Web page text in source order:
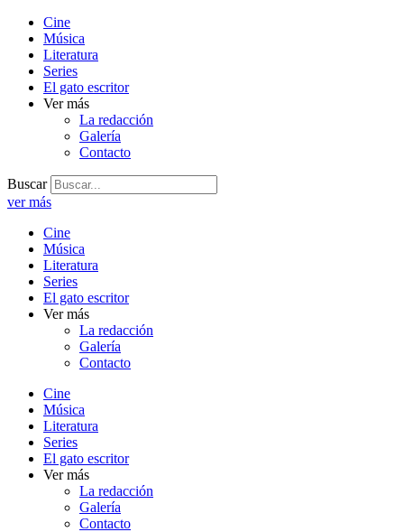
Cine
Música
Literatura
Series
El gato escritor
Ver más
La redacción
Galería
Contacto
Buscar
ver más
Cine
Música
Literatura
Series
El gato escritor
Ver más
La redacción
Galería
Contacto
Cine
Música
Literatura
Series
El gato escritor
Ver más
La redacción
Galería
Contacto